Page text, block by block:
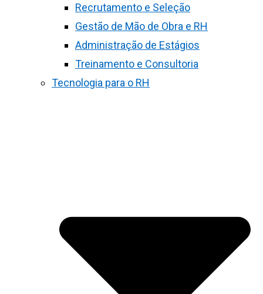
Recrutamento e Seleção
Gestão de Mão de Obra e RH
Administração de Estágios
Treinamento e Consultoria
Tecnologia para o RH